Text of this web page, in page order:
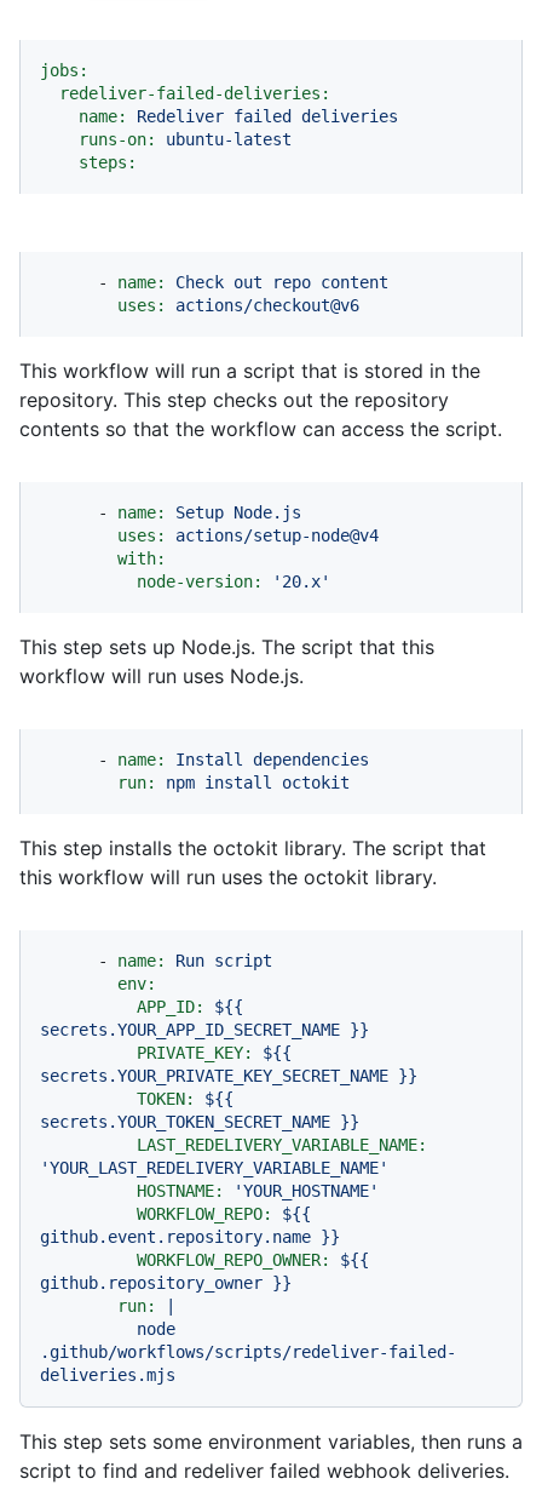
jobs:
redeliver-failed-deliveries:
name:
Redeliver failed deliveries
runs-on:
ubuntu-latest
steps:
- name: Check out repo content
uses:
actions/checkout@v6
This workflow will run a script that is stored in the
repository. This step checks out the repository
contents so that the workflow can access the script.
- name: Setup Node.js
uses:
actions/setup-node@v4
with:
node-version:
'20.x'
This step sets up Node.js. The script that this
workflow will run uses Node.js.
- name: Install
dependencies
run:
npm install octokit
This step installs the octokit library. The script that
this workflow will run uses the octokit library.
- name: Run script
env:
APP_ID:
${{
secrets.YOUR_APP_ID_SECRET_NAME }}
PRIVATE_KEY:
${{
secrets.YOUR_PRIVATE_KEY_SECRET_NAME }}
TOKEN:
${{
secrets.YOUR_TOKEN_SECRET_NAME }}
LAST_REDELIVERY_VARIABLE_NAME:
'YOUR_LAST_REDELIVERY_VARIABLE_NAME'
HOSTNAME:
'YOUR_HOSTNAME'
WORKFLOW_REPO:
${{
github.event.repository.name }}
WORKFLOW_REPO_OWNER:
${{
github.repository_owner }}
run:
|
node
.github/workflows/scripts/redeliver-failed-
deliveries.mjs
This step sets some environment variables, then runs a
script to find and redeliver failed webhook deliveries.